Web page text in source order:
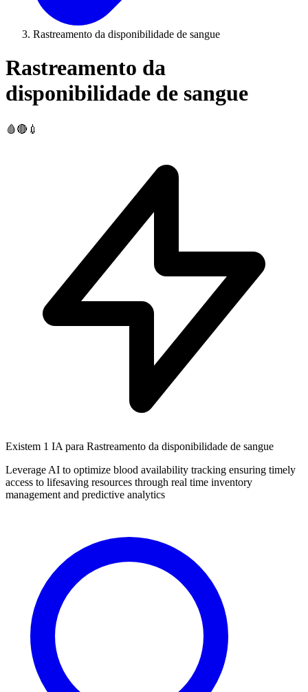
Rastreamento da disponibilidade de sangue
Rastreamento da
disponibilidade de sangue
🩸🔴💉
Existem 1 IA para Rastreamento da disponibilidade de sangue
Leverage AI to optimize blood availability tracking ensuring timely
access to lifesaving resources through real time inventory
management and predictive analytics